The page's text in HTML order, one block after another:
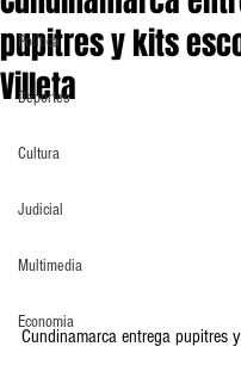
Política
Deportes
Cultura
Judicial
Multimedia
Economia
pupitres y kits
Villeta
Cundinamarca entrega pupitres